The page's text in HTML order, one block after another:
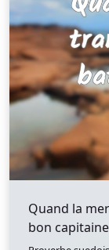
Quand la
bon